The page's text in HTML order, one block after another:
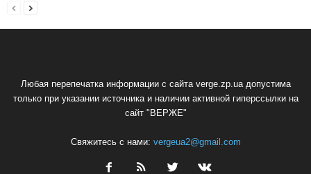
Любая перепечатка информации с сайта verge.zp.ua допустима
только при указании источника и наличии активной гиперссылки на
сайт "ВЕРЖЕ"
Свяжитесь с нами: vergeua2@gmail.com